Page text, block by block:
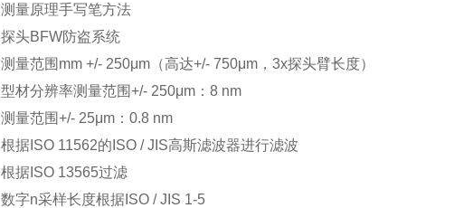
测量原理手写笔方法
探头BFW防盗系统
测量范围mm +/- 250μm（高达+/- 750μm，3x探头臂长度）
型材分辨率测量范围+/- 250μm：8 nm
测量范围+/- 25μm：0.8 nm
根据ISO 11562的ISO / JIS高斯滤波器进行滤波
根据ISO 13565过滤
数字n采样长度根据ISO / JIS 1-5